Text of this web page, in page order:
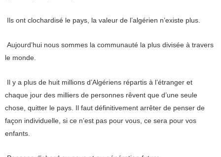
Ils ont clochardisé le pays, la valeur de l’algérien n’existe plus.
Aujourd’hui nous sommes la communauté la plus divisée à travers
le monde.
Il y a plus de huit millions d’Algériens répartis à l’étranger et
chaque jour des milliers de personnes rêvent que d’une seule
chose, quitter le pays. Il faut définitivement arrêter de penser de
façon individuelle, si ce n’est pas pour vous, ce sera pour vos
enfants.